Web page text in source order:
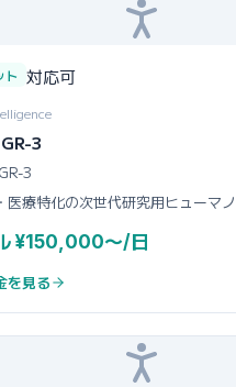
ト 対応可
3
3
医療特化の次世代研究用ヒューマ
¥150,000〜/日
を見る